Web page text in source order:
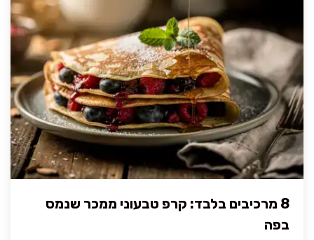
8 מרכיבים בלבד: קרפ טבעוני ממכר שנמס
בפה